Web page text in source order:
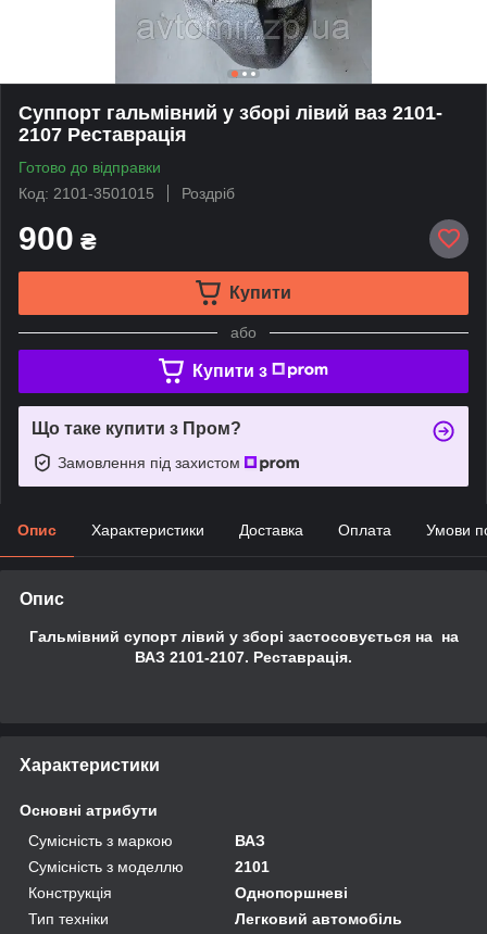
Суппорт гальмівний у зборі лівий ваз 2101-
2107 Реставрація
Готово до відправки
Код: 2101-3501015
Роздріб
900 ₴
Купити
або
Купити з
Що таке купити з Пром?
Замовлення під захистом
Опис Характеристики Доставка Оплата Умови
Опис
Гальмівний супорт лівий у зборі застосовується на на
ВАЗ 2101-2107. Реставрація.
Характеристики
Основні атрибути
Сумісність з маркою
ВАЗ
Сумісність з моделлю
2101
Конструкція
Однопоршневі
Тип техніки
Легковий автомобіль